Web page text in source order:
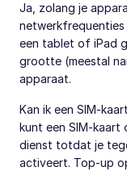
Ja, zolang je
netwerkfrequenties
een tablet of iPad
grootte (meestal
apparaat.
Kan ik een SIM-
kunt een SIM-
dienst totdat je
activeert. Top-up